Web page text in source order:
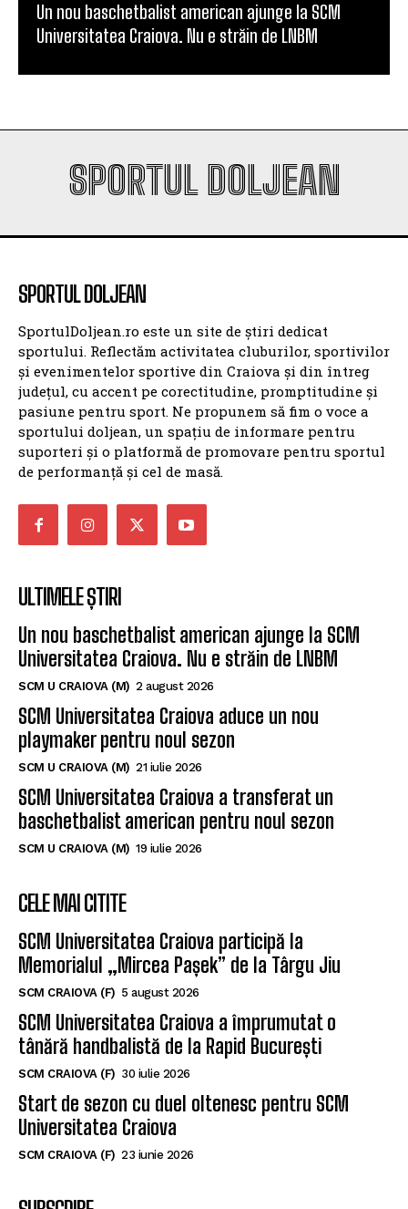
sportului. Reflectăm activitatea cluburilor, sportivilor
și evenimentelor sportive din Craiova și din întreg
județul, cu accent pe corectitudine, promptitudine și
pasiune pentru sport. Ne propunem să fim o voce a
sportului doljean, un spațiu de informare pentru
suporteri și o platformă de promovare pentru sportul
de performanță și cel de masă.
ULTIMELE ȘTIRI
Universitatea Craiova. Nu e străin de LNBM
SCM Universitatea Craiova aduce un nou
playmaker pentru noul sezon
SCM U CRAIOVA (M) 21 iulie 2026
SCM Universitatea Craiova a transferat un
baschetbalist american pentru noul sezon
SCM U CRAIOVA (M)
CELE MAI CITITE
Memorialul „Mircea Pașek” de la Târgu Jiu
SCM Universitatea Craiova a împrumutat o
tânără handbalistă de la Rapid București
SCM CRAIOVA (F) 30 iulie 2026
Start de sezon cu duel oltenesc pentru SCM
Universitatea Craiova
SCM CRAIOVA (F)
SUBSCRIBE